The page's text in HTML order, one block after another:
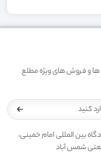
ها و فروش های ویژه مطلع
بین المللی امام خمینی،
شمس آباد